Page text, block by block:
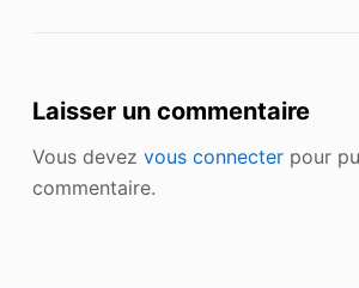
Laisser un commentaire
Vous devez vous connecterpour
commentaire.